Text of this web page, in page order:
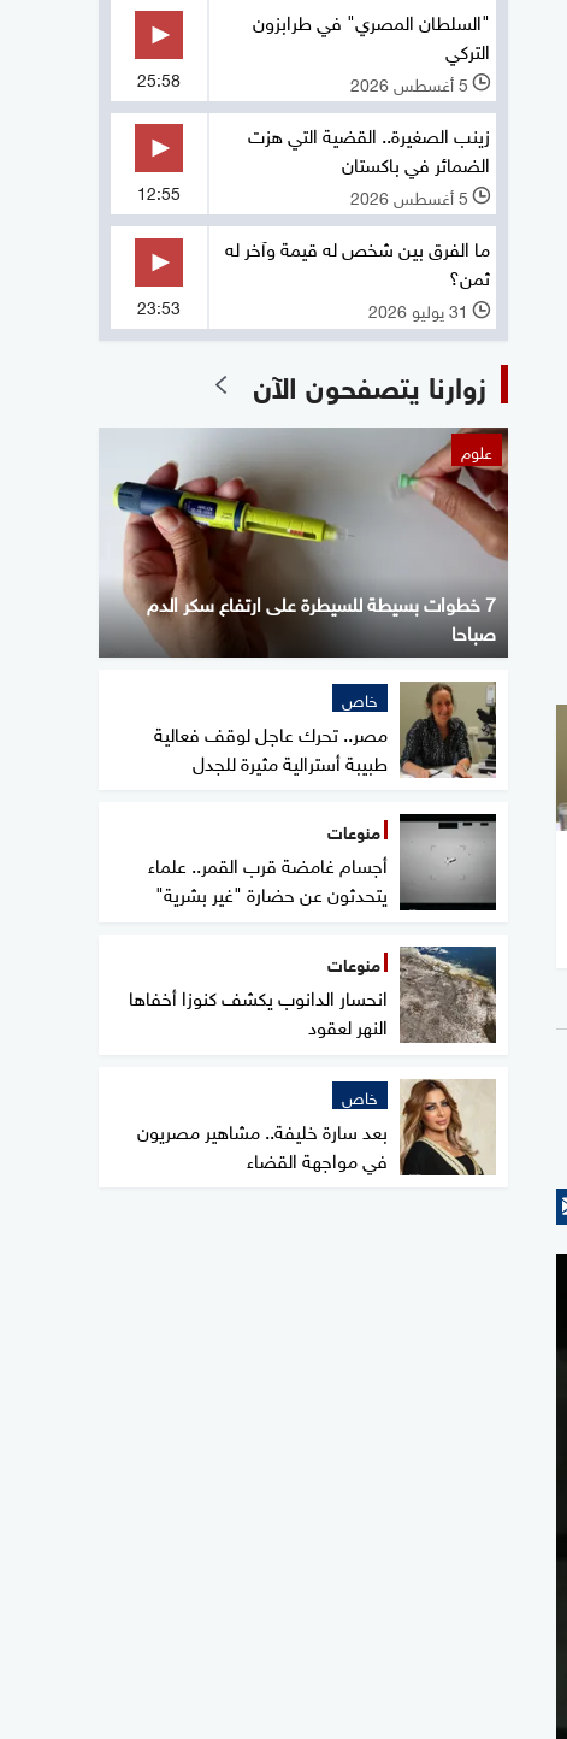
"السلطان المصري" في طرابزون
التركي
l 5 أغسطس 2026 25:58
زينب الصغيرة.. القضية التي هزت
الضمائر في باكستان
l 5 أغسطس 2026 12:55
ما الفرق بين شخص له قيمة وآخر له
ثمن؟
l 31 يوليو 2026 23:53
زوارنا يتصفحون الآن
علوم
7 خطوات بسيطة للسيطرة على ارتفاع سكر الدم
صباحا
خاص
مصر.. تحرك عاجل لوقف فعالية
طبيبة أسترالية مثيرة للجدل
منوعات
أجسام غامضة قرب القمر.. علماء
يتحدثون عن حضارة "غير بشرية"
منوعات
انحسار الدانوب يكشف كنوزا أخفاها
النهر لعقود
خاص
بعد سارة خليفة.. مشاهير مصريون
في مواجهة القضاء